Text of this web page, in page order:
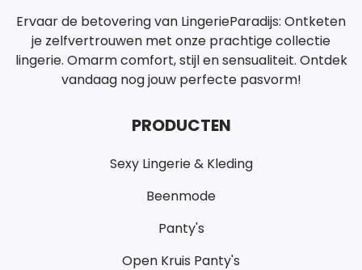
Ervaar de betovering van LingerieParadijs: Ontketen
je zelfvertrouwen met onze prachtige collectie
lingerie. Omarm comfort, stijl en sensualiteit. Ontdek
vandaag nog jouw perfecte pasvorm!
PRODUCTEN
Sexy Lingerie & Kleding
Beenmode
Panty's
Open Kruis Panty's